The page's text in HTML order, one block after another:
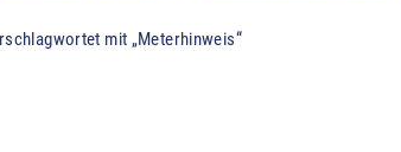
mit „Meterhinweis“